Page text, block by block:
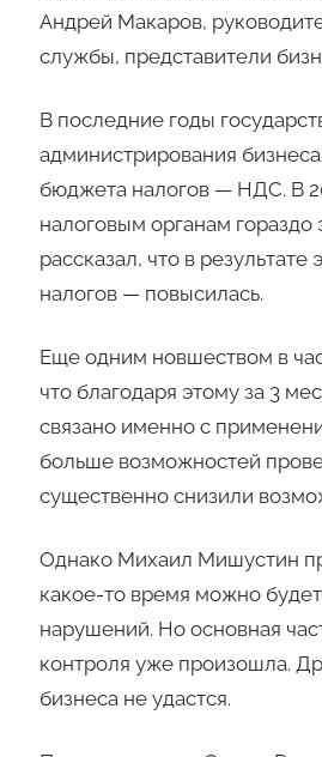
Андрей Макаров,
службы, представители
В последние годы
администрирования
бюджета налогов — НДС. В
налоговым органам
рассказал, что в
налогов — повысилась.
Еще одним новшеством в
что благодаря этому за 3
связано именно с
больше возможностей
существенно снизили
Однако Михаил Мишустин
какое-то время можно
нарушений. Но основная
контроля уже произошла.
бизнеса не удастся.